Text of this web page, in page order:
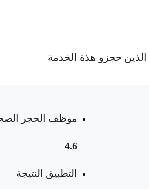
الذين حجزو هذة الخدمة
موظف الحجر
4.6
التطبيق النتيجة